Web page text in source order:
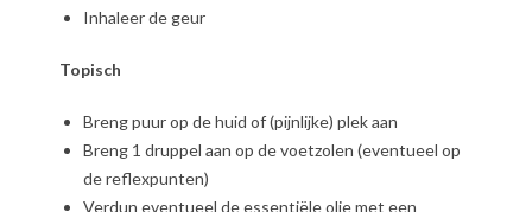
Inhaleer de geur
Topisch
Breng puur op de huid of (pijnlijke) plek aan
Breng 1 druppel aan op de voetzolen (eventueel op
de reflexpunten)
Verdun eventueel de essentiële olie met een